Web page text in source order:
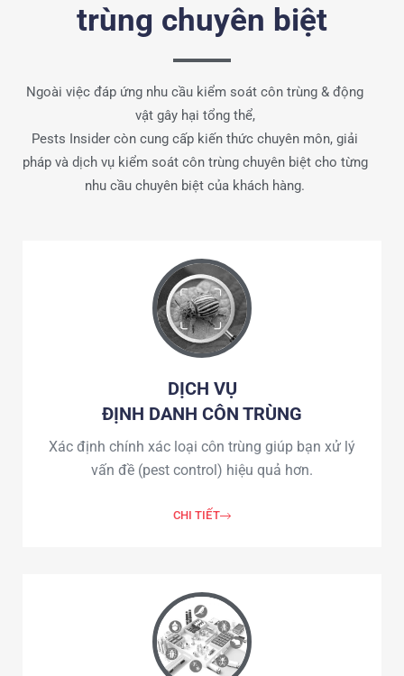
trùng chuyên biệt
Ngoài việc đáp ứng nhu cầu kiểm soát côn trùng & động
vật gây hại tổng thể,
Pests Insider còn cung cấp kiến thức chuyên môn, giải
pháp và dịch vụ kiểm soát côn trùng chuyên biệt cho từng
nhu cầu chuyên biệt của khách hàng.
DỊCH VỤ
ĐỊNH DANH CÔN TRÙNG
Xác định chính xác loại côn trùng giúp bạn xử lý
vấn đề (pest control) hiệu quả hơn.
CHI TIẾT